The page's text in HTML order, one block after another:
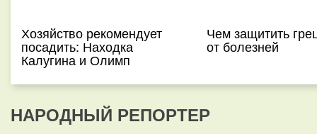
Хозяйство рекомендует
посадить: Находка
Калугина и Олимп
Чем защитить
от болезней
НАРОДНЫЙ РЕПОРТЕР